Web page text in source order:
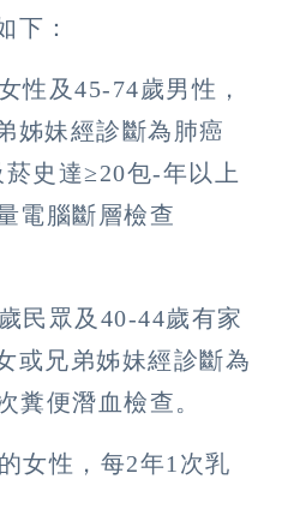
下：
性及45-74歲男性，
姊妹經診斷為肺癌
史達≥20包-年以上
電腦斷層檢查
民眾及40-44歲有家
或兄弟姊妹經診斷為
糞便潛血檢查。
女性，每2年1次乳